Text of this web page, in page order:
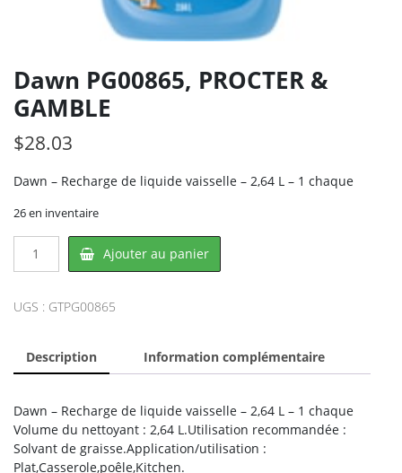
Dawn PG00865, PROCTER &
GAMBLE
$28.03
Dawn – Recharge de liquide vaisselle – 2,64 L – 1 chaque
26 en inventaire
PG00865,
GAMBLE
Ajouter au panier
UGS : GTPG00865
Description Information complémentaire
Dawn – Recharge de liquide vaisselle – 2,64 L – 1 chaque
Volume du nettoyant : 2,64 L.Utilisation recommandée :
Solvant de graisse.Application/utilisation :
Plat,Casserole,poêle,Kitchen.